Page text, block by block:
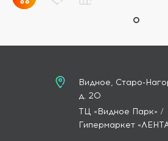
Видное, Старо-
д. 20
ТЦ «Видное Парк» /
Гипермаркет